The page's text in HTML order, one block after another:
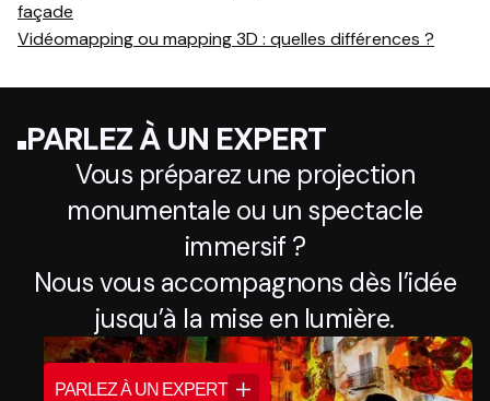
façade
Vidéomapping ou mapping 3D : quelles différences ?
PARLEZ À UN EXPERT
Vous préparez une projection
monumentale ou un spectacle
immersif ?
Nous vous accompagnons dès l’idée
jusqu’à la mise en lumière.
PARLEZ À UN EXPERT